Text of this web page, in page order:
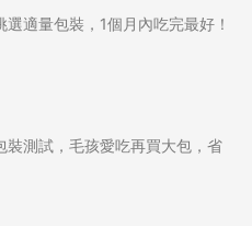
適量包裝，1個月內吃完最好！
裝測試，毛孩愛吃再買大包，省